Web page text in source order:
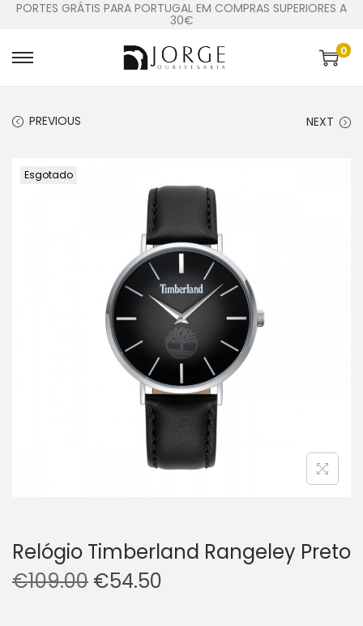
PORTES GRÁTIS PARA PORTUGAL EM COMPRAS SUPERIORES A
30€
0
PREVIOUS NEXT
Esgotado
Relógio Timberland Rangeley Preto
€109.00 €54.50